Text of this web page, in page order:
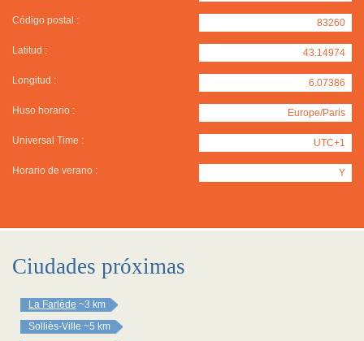
Código postal : 83260
Latitud : 43.14974
Longitud : 6.07386
Huso horario : Europe/Paris
Universal Time : UTC+1
Horario de verano : Y
Ciudades próximas
La Farlède ~3 km
Solliès-Ville ~5 km